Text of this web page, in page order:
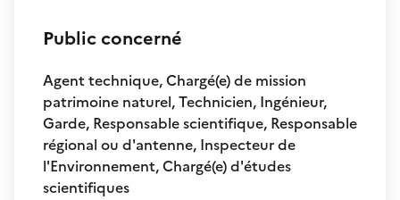
Public concerné
Agent technique, Chargé(e) de mission
patrimoine naturel, Technicien, Ingénieur,
Garde, Responsable scientifique, Responsable
régional ou d'antenne, Inspecteur de
l'Environnement, Chargé(e) d'études
scientifiques